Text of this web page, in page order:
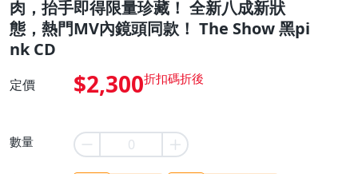
肉，抬手即得限量珍藏！ 全新八成新狀
態，熱門MV內鏡頭同款！ The Show 黑pi
nk CD
定價 $2,300
數量